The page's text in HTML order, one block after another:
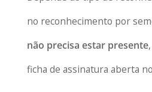
no reconhecimento por
não precisa estar presente
ficha de assinatura aberta